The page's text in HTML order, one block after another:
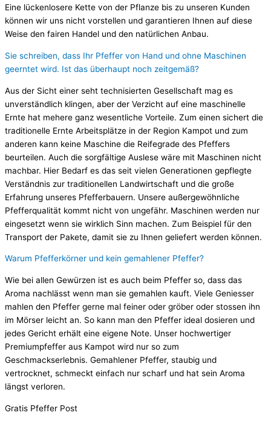
Eine lückenlosere Kette von der Pflanze bis zu unseren Kunden
können wir uns nicht vorstellen und garantieren Ihnen auf diese
Weise den fairen Handel und den natürlichen Anbau.
Sie schreiben, dass Ihr Pfeffer von Hand und ohne Maschinen
geerntet wird. Ist das überhaupt noch zeitgemäß?
Aus der Sicht einer seht technisierten Gesellschaft mag es
unverständlich klingen, aber der Verzicht auf eine maschinelle
Ernte hat mehere ganz wesentliche Vorteile. Zum einen sichert die
traditionelle Ernte Arbeitsplätze in der Region Kampot und zum
anderen kann keine Maschine die Reifegrade des Pfeffers
beurteilen. Auch die sorgfältige Auslese wäre mit Maschinen nicht
machbar. Hier Bedarf es das seit vielen Generationen gepflegte
Verständnis zur traditionellen Landwirtschaft und die große
Erfahrung unseres Pfefferbauern. Unsere außergewöhnliche
Pfefferqualität kommt nicht von ungefähr. Maschinen werden nur
eingesetzt wenn sie wirklich Sinn machen. Zum Beispiel für den
Transport der Pakete, damit sie zu Ihnen geliefert werden können.
Warum Pfefferkörner und kein gemahlener Pfeffer?
Wie bei allen Gewürzen ist es auch beim Pfeffer so, dass das
Aroma nachlässt wenn man sie gemahlen kauft. Viele Geniesser
mahlen den Pfeffer gerne mal feiner oder gröber oder stossen ihn
im Mörser leicht an. So kann man den Pfeffer ideal dosieren und
jedes Gericht erhält eine eigene Note. Unser hochwertiger
Premiumpfeffer aus Kampot wird nur so zum
Geschmackserlebnis. Gemahlener Pfeffer, staubig und
vertrocknet, schmeckt einfach nur scharf und hat sein Aroma
längst verloren.
Gratis Pfeffer Post